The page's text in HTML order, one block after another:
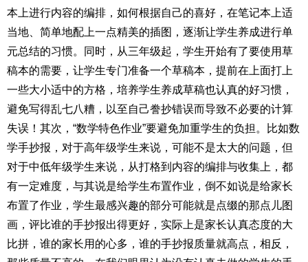
本上进行内容的编排，如何根据自己的喜好，在笔记本上适
当地、简单地配上一点精美的插图，逐渐让学生养成进行单
元总结的习惯。同时，从三年级起，学生开始有了要使用草
稿本的需要，让学生专门准备一个草稿本，提前在上面打上
一些大小适中的方格，培养学生养成草稿也认真的好习惯，
避免写得乱七八糟，以至自己誊抄错误而导致不必要的计算
失误！其次，“数学特色作业”要避免加重学生的负担。比如数
学手抄报，对于高年级学生来说，可能不是太大的问题，但
对于中低年级学生来说，从打格到内容的编排与收集上，都
有一定难度，与其说是给学生布置作业，倒不如说是给家长
布置了作业，学生最感兴趣的部分可能就是点缀的那点儿图
画，评比谁的手抄报出得更好，实际上是家长认真态度的大
比拼，谁的家长用的心多，谁的手抄报质量就高点，相反，